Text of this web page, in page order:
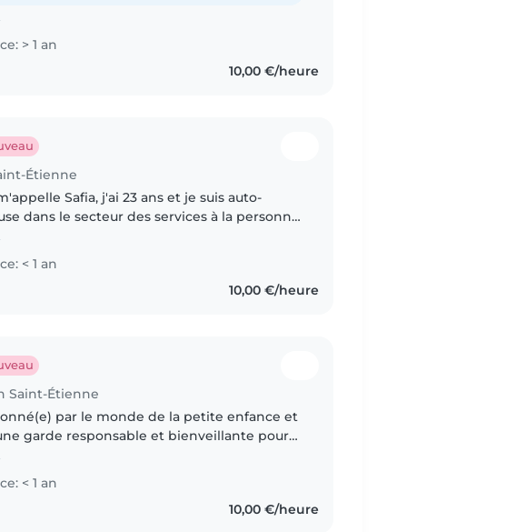
> 1 an
10,00 €/heure
Étienne
Safia, j'ai 23 ans et je suis auto-
dans le secteur des services à la personne.
< 1 an
10,00 €/heure
Saint-Étienne
par le monde de la petite enfance et
garde responsable et bienveillante pour
< 1 an
10,00 €/heure